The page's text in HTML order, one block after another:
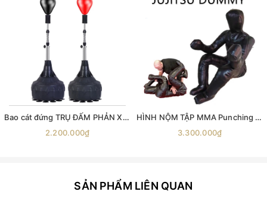
Bao cát đứng TRỤ ĐẤM PHẢN XẠ T4 Standing Pro Speed Bag , trụ đấm bốc phản xạ cobra bag boxing
2.200.000₫
HÌNH NỘM TẬP MMA Punching Dummy Hình Nộm Vật Jiujitsu, BJJ Grappling Dummy
3.300.000₫
SẢN PHẨM LIÊN QUAN